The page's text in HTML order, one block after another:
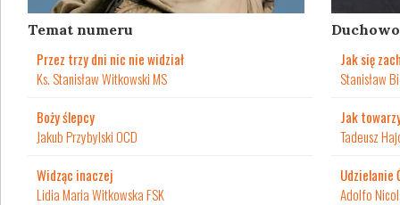
Temat numeru
Przez trzy dni nic nie widział
Ks. Stanisław Witkowski MS
Boży ślepcy
Jakub Przybylski OCD
Widząc inaczej
Lidia Maria Witkowska FSK
Jak się
Stanisław
Jak
Tadeusz
Udzielanie
Adolfo